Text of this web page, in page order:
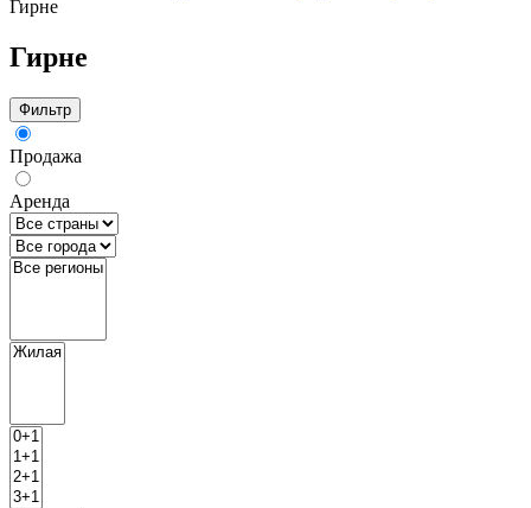
Гирне
Гирне
Фильтр
Продажа
Аренда